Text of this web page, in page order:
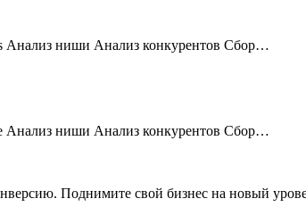
Анализ ниши Анализ конкурентов Сбор…
Анализ ниши Анализ конкурентов Сбор…
Поднимите свой бизнес на новый